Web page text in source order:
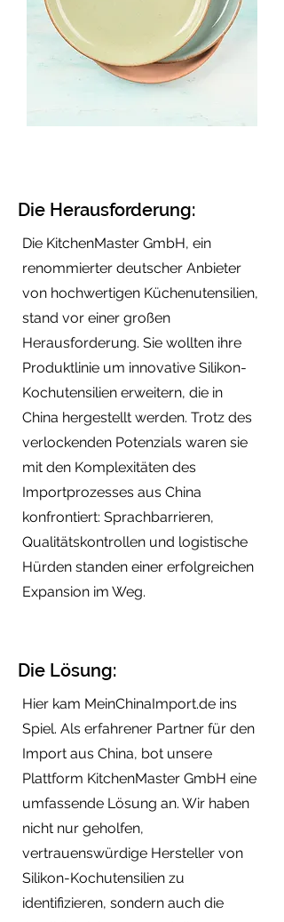
Die Herausforderung:
Die KitchenMaster GmbH, ein
renommierter deutscher Anbieter
von hochwertigen Küchenutensilien,
stand vor einer großen
Herausforderung. Sie wollten ihre
Produktlinie um innovative Silikon-
Kochutensilien erweitern, die in
China hergestellt werden. Trotz des
verlockenden Potenzials waren sie
mit den Komplexitäten des
Importprozesses aus China
konfrontiert: Sprachbarrieren,
Qualitätskontrollen und logistische
Hürden standen einer erfolgreichen
Expansion im Weg.
Die Lösung:
Hier kam MeinChinaImport.de ins
Spiel. Als erfahrener Partner für den
Import aus China, bot unsere
Plattform KitchenMaster GmbH eine
umfassende Lösung an. Wir haben
nicht nur geholfen,
vertrauenswürdige Hersteller von
Silikon-Kochutensilien zu
identifizieren, sondern auch die